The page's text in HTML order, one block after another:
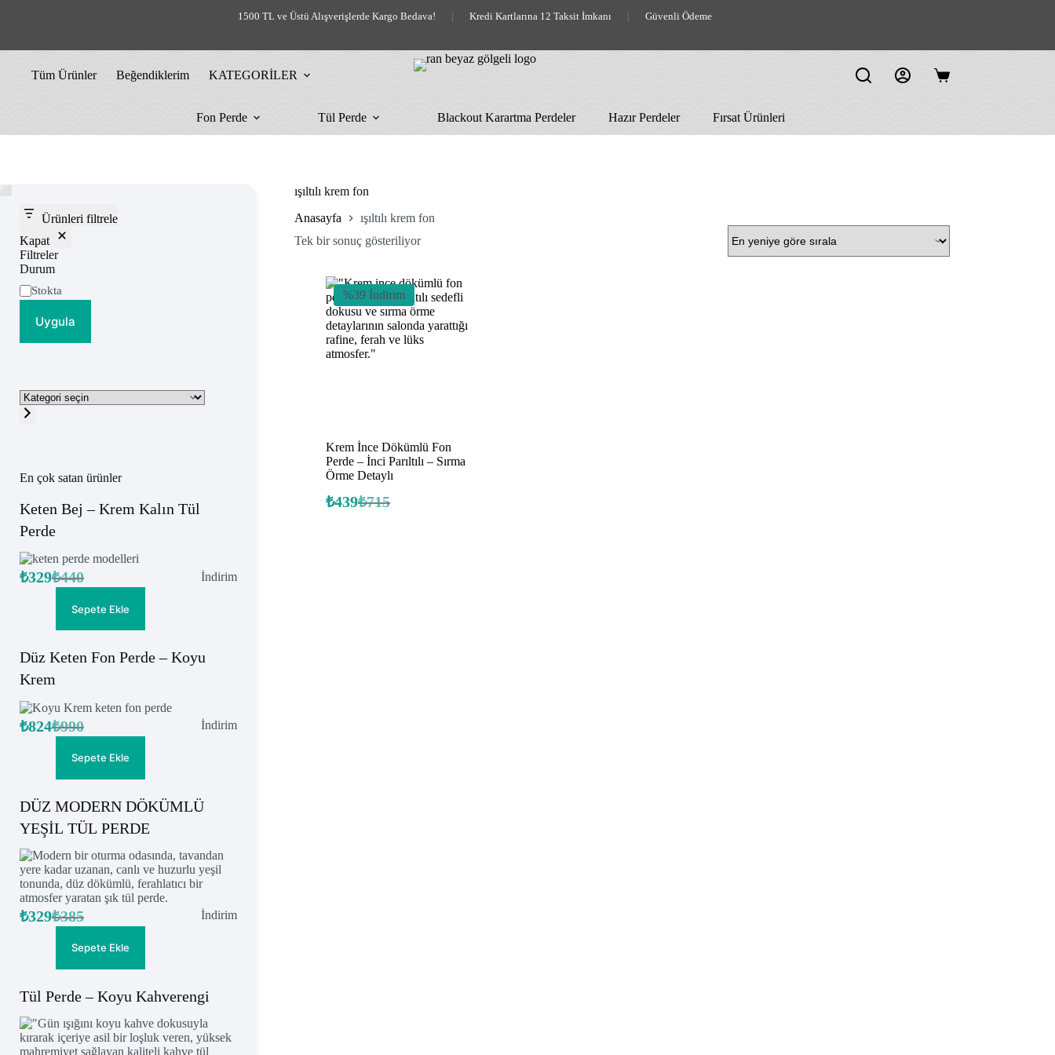
1500 TL ve Üstü Alışverişlerde Kargo Bedava! | Kredi Kartlarına 12 Taksit İmkanı | Güvenli Ödeme
Tüm Ürünler Beğendiklerim KATEGORİLER
Shopping
Fon Perde
Tül Perde Blackout Karartma Perdeler Hazır Perdeler Fırsat Ürünleri
ışıltılı krem fon
Anasayfa
ışıltılı krem fon
Tek bir sonuç gösteriliyor
%39 İndirim
Krem İnce Dökümlü Fon
Perde – İnci Parıltılı – Sırma
Örme Detaylı
₺715
Orijinal
₺439Şu
Ürünleri filtrele
Kapat
Filtreler
Durum
Uygunluk
Stokta
Uygula
Kategori
seçin
En çok satan ürünler
Keten Bej – Krem Kalın Tül
Perde
İndirimİndirimdeki
₺440
Orijinal
₺440.
₺329Şu
fiyat:Sepete Ekle
Düz Keten Fon Perde – Koyu
Krem
İndirimİndirimdeki
₺990
Orijinal
₺990.
₺824Şu
fiyat:Sepete Ekle
DÜZ MODERN DÖKÜMLÜ
YEŞİL TÜL PERDE
İndirimİndirimdeki
₺385
Orijinal
₺385.
₺329Şu
fiyat:Sepete Ekle
Tül Perde – Koyu Kahverengi